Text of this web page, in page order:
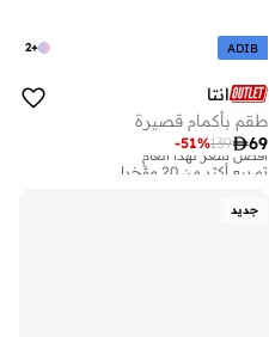
+
2 ADIB
انتا
طقم بأكمام قصيرة
69
139
-51%
أفضل سعر لهذا العام
تم بيع أكثر من 20 مؤخرا
جديد